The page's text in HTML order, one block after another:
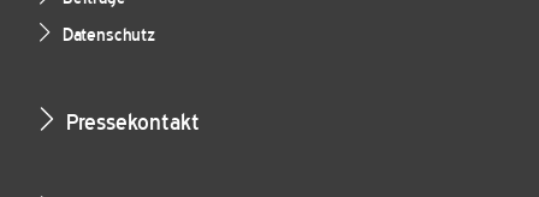
Datenschutz
Pressekontakt